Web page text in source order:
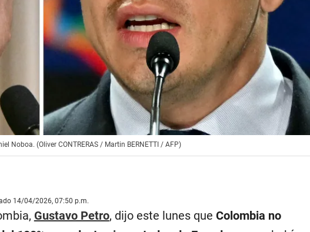
Noboa. (Oliver CONTRERAS / Martin BERNETTI / AFP)
14/04/2026, 07:50 p.m.
Gustavo Petro, dijo este lunes que Colombia no